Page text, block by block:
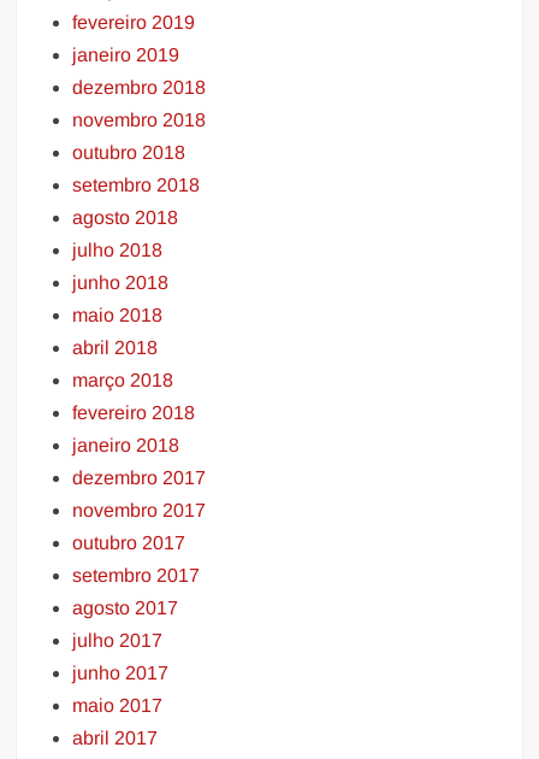
fevereiro 2019
janeiro 2019
dezembro 2018
novembro 2018
outubro 2018
setembro 2018
agosto 2018
julho 2018
junho 2018
maio 2018
abril 2018
março 2018
fevereiro 2018
janeiro 2018
dezembro 2017
novembro 2017
outubro 2017
setembro 2017
agosto 2017
julho 2017
junho 2017
maio 2017
abril 2017